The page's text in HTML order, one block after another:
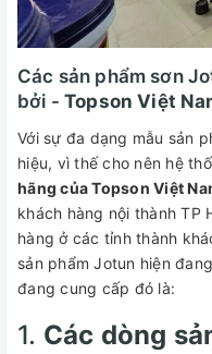
Các sản phẩm sơn
bởi -Topson Việt
Với sự đa dạng mẫu sản
hiệu, vì thế cho nên hệ
hãng của Topson Việt
khách hàng nội thành TP
hàng ở các tỉnh thành
sản phẩm Jotun hiện
đang cung cấp đó là:
1. Các dòng